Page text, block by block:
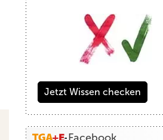
Jetzt Wissen checken
Facebook